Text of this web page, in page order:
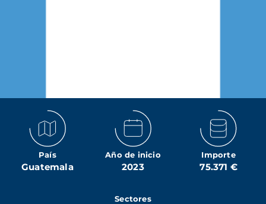
País
Guatemala
Año de inicio
2023
Importe
75.371 €
Sectores